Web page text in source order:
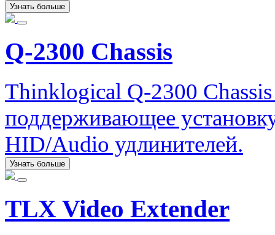
Узнать больше
Q-2300 Chassis
Thinklogical Q-2300
поддерживающее
HID/Audio удлинителей.
Узнать больше
TLX Video Extender